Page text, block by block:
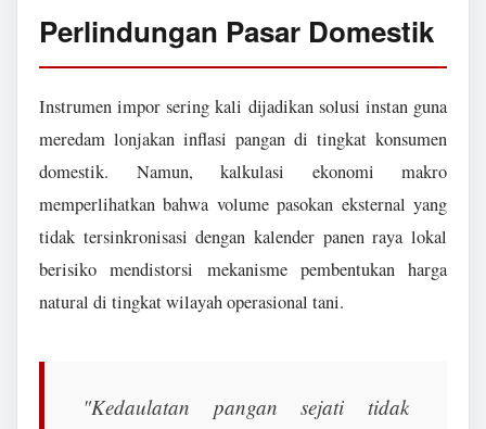
Perlindungan Pasar Domestik
Instrumen impor sering kali dijadikan solusi instan guna
meredam lonjakan inflasi pangan di tingkat konsumen
domestik. Namun, kalkulasi ekonomi makro
memperlihatkan bahwa volume pasokan eksternal yang
tidak tersinkronisasi dengan kalender panen raya lokal
berisiko mendistorsi mekanisme pembentukan harga
natural di tingkat wilayah operasional tani.
"Kedaulatan pangan sejati tidak